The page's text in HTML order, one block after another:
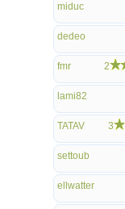
miduc
dedeo
fmr 2
lami82
TATAV 3
settoub
ellwatter